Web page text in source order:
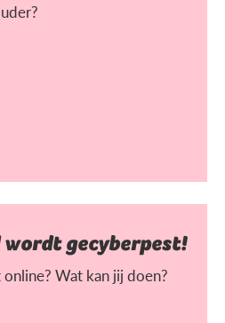
wordt gecyberpest!
Wat kan jij doen?